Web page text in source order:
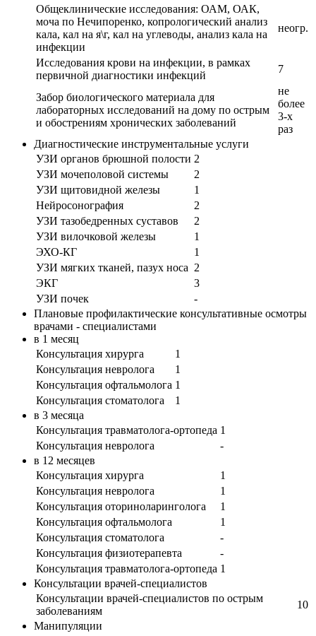
Общеклинические исследования: ОАМ, ОАК,
моча по Нечипоренко, копрологический анализ
кала, кал на я\г, кал на углеводы, анализ кала на
инфекции
неогр.
Исследования крови на инфекции, в рамках
первичной диагностики инфекций
7
Забор биологического материала для
лабораторных исследований на дому по острым
и обострениям хронических заболеваний
не
более
3-х
раз
Диагностические инструментальные услуги
УЗИ органов брюшной полости 2
УЗИ мочеполовой системы
2
УЗИ щитовидной железы
1
Нейросонография
2
УЗИ тазобедренных суставов
2
УЗИ вилочковой железы
1
ЭХО-КГ
1
УЗИ мягких тканей, пазух носа 2
ЭКГ
3
УЗИ почек
-
Плановые профилактические консультативные осмотры
врачами - специалистами
в 1 месяц
Консультация хирурга
1
Консультация невролога
1
Консультация офтальмолога 1
Консультация стоматолога
1
в 3 месяца
Консультация травматолога-ортопеда 1
Консультация невролога
-
в 12 месяцев
Консультация хирурга
1
Консультация невролога
1
Консультация оториноларинголога
1
Консультация офтальмолога
1
Консультация стоматолога
-
Консультация физиотерапевта
-
Консультация травматолога-ортопеда 1
Консультации врачей-специалистов
Консультации врачей-специалистов по острым
заболеваниям
10
Манипуляции